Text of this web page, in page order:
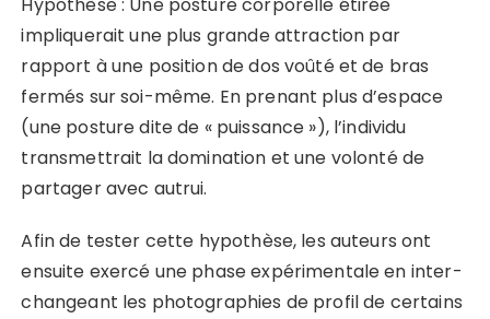
impliquerait une plus grande attraction par
rapport à une position de dos voûté et de bras
fermés sur soi-même. En prenant plus d’espace
(une posture dite de « puissance »), l’individu
transmettrait la domination et une volonté de
partager avec autrui.
Afin de tester cette hypothèse, les auteurs ont
ensuite exercé une phase expérimentale en inter-
changeant les photographies de profil de certains